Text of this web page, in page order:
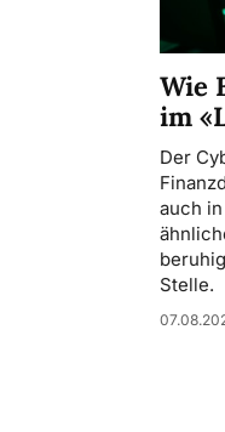
Wie
im
Der
auch
Stelle.